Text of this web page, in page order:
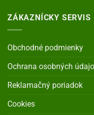
ZÁKAZNÍCKY SERVIS
Obchodné podmienky
Ochrana osobných
Reklamačný poriadok
Cookies